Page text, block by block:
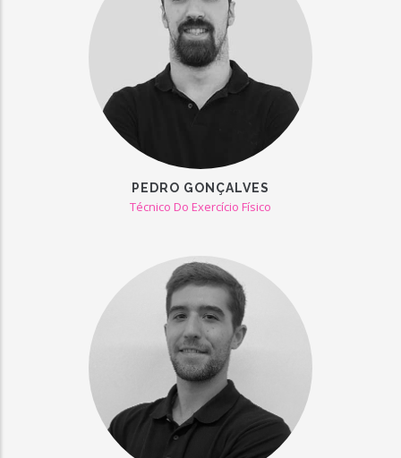
PEDRO GONÇALVES
Técnico Do Exercício Físico